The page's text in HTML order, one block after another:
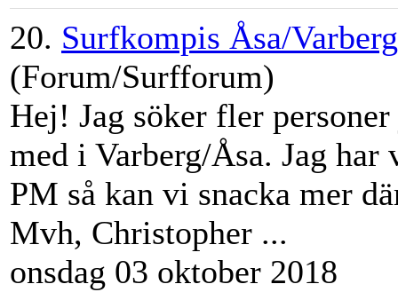
20. Surfkompis Åsa/Varberg
(Forum/Surfforum)
Hej! Jag söker fler
med i Varberg/Åsa. Jag har
PM så kan vi snacka mer
Mvh, Christopher ...
onsdag 03 oktober 2018